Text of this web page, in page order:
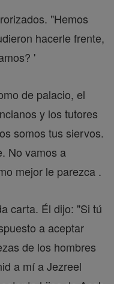
"Hemos
hacerle frente,
'
de palacio, el
y los tutores
somos tus siervos.
No vamos a
mejor le parezca .
carta. Él dijo: "Si tú
a aceptar
de los hombres
a mí a Jezreel